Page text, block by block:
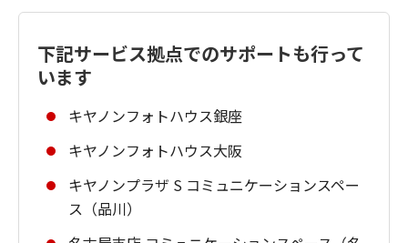
下記サービス拠点でのサポートも行って
います
キヤノンフォトハウス銀座
キヤノンフォトハウス大阪
キヤノンプラザ S コミュニケーションスペー
ス（品川）